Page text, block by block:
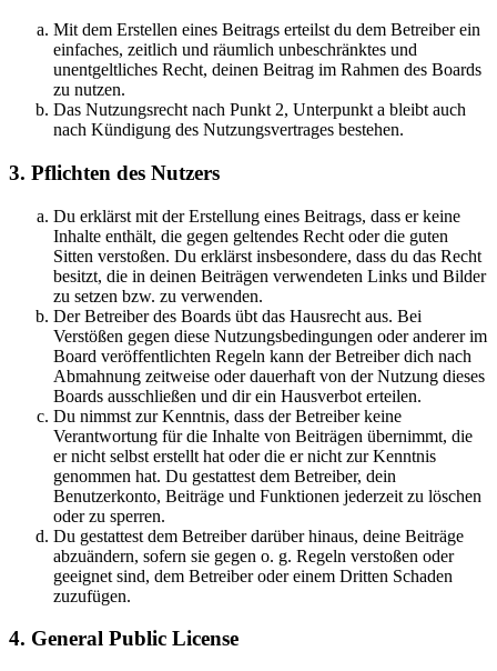
Mit dem Erstellen eines Beitrags erteilst du dem Betreiber ein
einfaches, zeitlich und räumlich unbeschränktes und
unentgeltliches Recht, deinen Beitrag im Rahmen des Boards
zu nutzen.
Das Nutzungsrecht nach Punkt 2, Unterpunkt a bleibt auch
nach Kündigung des Nutzungsvertrages bestehen.
3. Pflichten des Nutzers
Du erklärst mit der Erstellung eines Beitrags, dass er keine
Inhalte enthält, die gegen geltendes Recht oder die guten
Sitten verstoßen. Du erklärst insbesondere, dass du das Recht
besitzt, die in deinen Beiträgen verwendeten Links und Bilder
zu setzen bzw. zu verwenden.
Der Betreiber des Boards übt das Hausrecht aus. Bei
Verstößen gegen diese Nutzungsbedingungen oder anderer im
Board veröffentlichten Regeln kann der Betreiber dich nach
Abmahnung zeitweise oder dauerhaft von der Nutzung dieses
Boards ausschließen und dir ein Hausverbot erteilen.
Du nimmst zur Kenntnis, dass der Betreiber keine
Verantwortung für die Inhalte von Beiträgen übernimmt, die
er nicht selbst erstellt hat oder die er nicht zur Kenntnis
genommen hat. Du gestattest dem Betreiber, dein
Benutzerkonto, Beiträge und Funktionen jederzeit zu löschen
oder zu sperren.
Du gestattest dem Betreiber darüber hinaus, deine Beiträge
abzuändern, sofern sie gegen o. g. Regeln verstoßen oder
geeignet sind, dem Betreiber oder einem Dritten Schaden
zuzufügen.
4. General Public License